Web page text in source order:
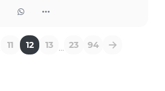
11 12 13 ... 23 94